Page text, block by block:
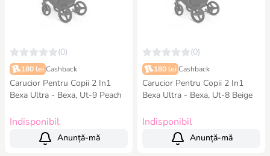
(0)
180 lei Cashback
Carucior Pentru Copii 2 In1
Bexa Ultra - Bexa, Ut-9 Peach
Indisponibil
Anunță-mă
(0)
180 lei Cashback
Carucior Pentru Copii 2 In1
Bexa Ultra - Bexa, Ut-8 Beige
Indisponibil
Anunță-mă